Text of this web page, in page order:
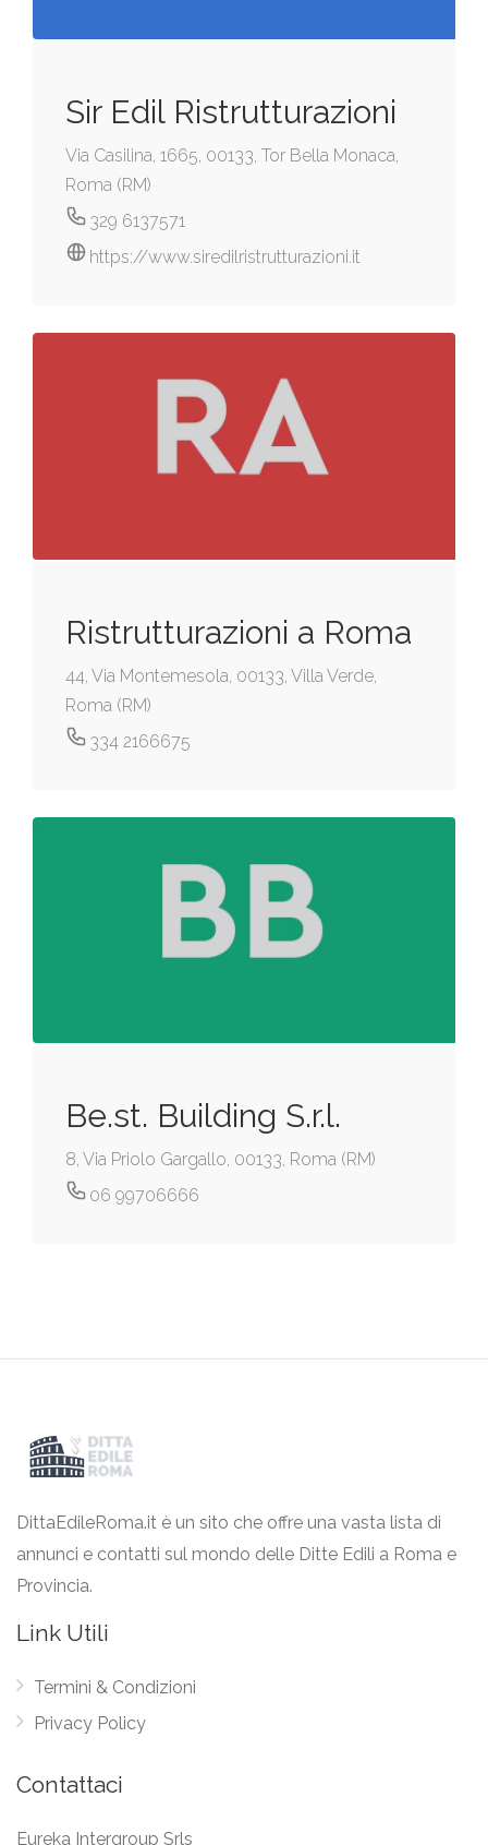
Sir Edil Ristrutturazioni
Via Casilina, 1665, 00133, Tor Bella Monaca,
Roma (RM)
329 6137571
https://www.siredilristrutturazioni.it
Ristrutturazioni a Roma
44, Via Montemesola, 00133, Villa Verde,
Roma (RM)
334 2166675
Be.st. Building S.r.l.
8, Via Priolo Gargallo, 00133, Roma (RM)
06 99706666
DittaEdileRoma.it è un sito che offre una vasta lista di
annunci e contatti sul mondo delle Ditte Edili a Roma e
Provincia.
Link Utili
Termini & Condizioni
Privacy Policy
Contattaci
Eureka Intergroup Srls